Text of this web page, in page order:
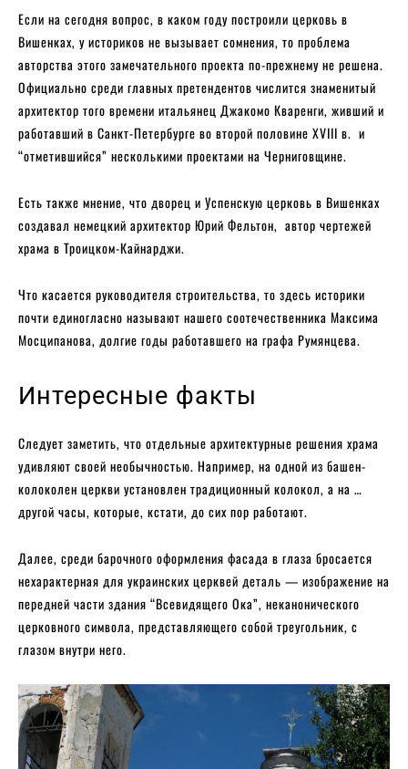
Если на сегодня вопрос, в каком году построили церковь в
Вишенках, у историков не вызывает сомнения, то проблема
авторства этого замечательного проекта по-прежнему не решена.
Официально среди главных претендентов числится знаменитый
архитектор того времени итальянец Джакомо Кваренги, живший и
работавший в Санкт-Петербурге во второй половине XVIII в. и
“отметившийся” несколькими проектами на Черниговщине.
Есть также мнение, что дворец и Успенскую церковь в Вишенках
создавал немецкий архитектор Юрий Фельтон, автор чертежей
храма в Троицком-Кайнарджи.
Что касается руководителя строительства, то здесь историки
почти единогласно называют нашего соотечественника Максима
Мосципанова, долгие годы работавшего на графа Румянцева.
Интересные факты
Следует заметить, что отдельные архитектурные решения храма
удивляют своей необычностью. Например, на одной из башен-
колоколен церкви установлен традиционный колокол, а на …
другой часы, которые, кстати, до сих пор работают.
Далее, среди барочного оформления фасада в глаза бросается
нехарактерная для украинских церквей деталь — изображение на
передней части здания “Всевидящего Ока”, неканонического
церковного символа, представляющего собой треугольник, с
глазом внутри него.